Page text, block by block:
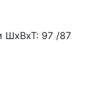
ШхВхТ: 97 /87